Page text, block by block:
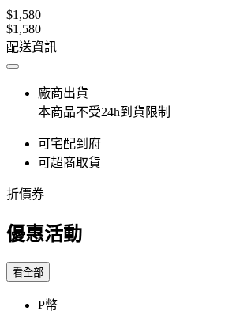
$1,580
$1,580
配送資訊
廠商出貨
本商品不受24h到貨限制
可宅配到府
可超商取貨
折價券
優惠活動
看全部
P幣